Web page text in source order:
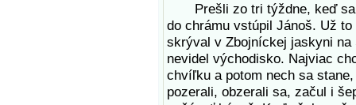
Prešli zo tri týždne, keď sa
do chrámu vstúpil Jánoš. Už
skrýval v Zbojníckej jaskyni
nevidel východisko. Najviac
chvíľku a potom nech sa
pozerali, obzerali sa, začul i